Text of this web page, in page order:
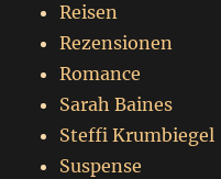
Reisen
Rezensionen
Romance
Sarah Baines
Steffi Krumbiegel
Suspense